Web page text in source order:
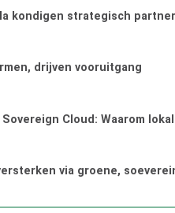
kondigen strategisch
drijven vooruitgang
Sovereign Cloud: Waarom
via groene,